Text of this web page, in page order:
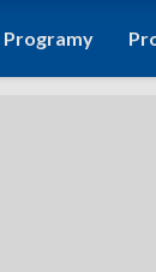
Programy